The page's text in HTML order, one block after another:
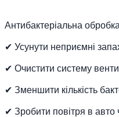
Антибактеріальна
✔ Усунути неприємні
✔ Очистити систему
✔ Зменшити кількість
✔ Зробити повітря в авто